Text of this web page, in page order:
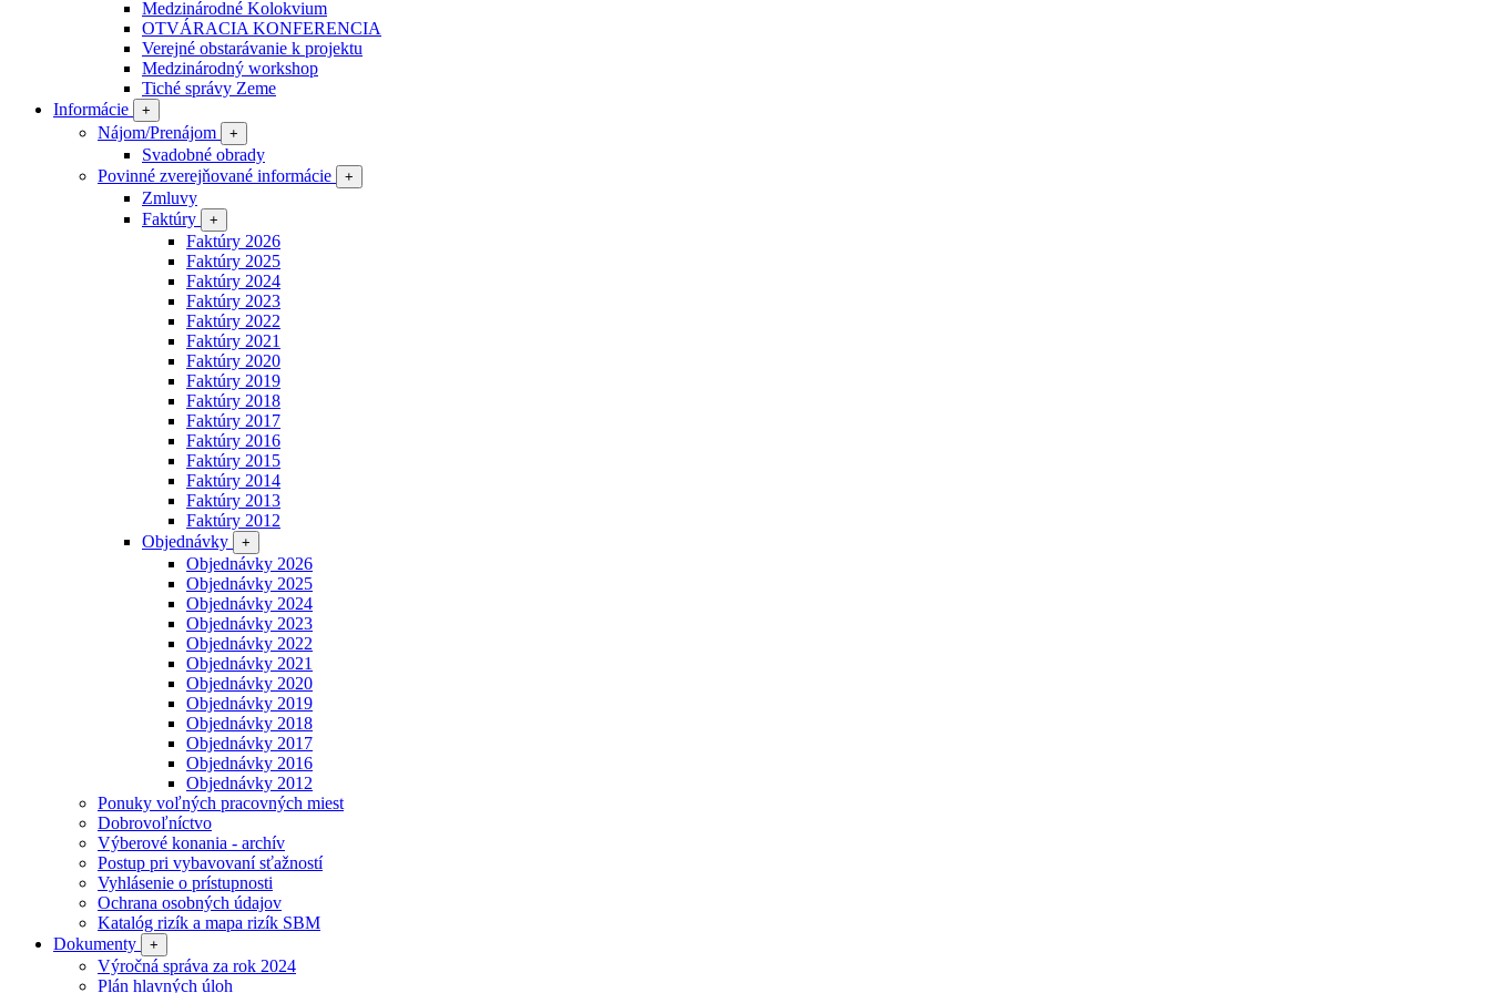
Medzinárodné Kolokvium
OTVÁRACIA KONFERENCIA
Verejné obstarávanie k projektu
Medzinárodný workshop
Tiché správy Zeme
Informácie
+
Nájom/Prenájom +
Svadobné obrady
Povinné zverejňované informácie
+
Zmluvy
Faktúry
+
Faktúry 2026
Faktúry 2025
Faktúry 2024
Faktúry 2023
Faktúry 2022
Faktúry 2021
Faktúry 2020
Faktúry 2019
Faktúry 2018
Faktúry 2017
Faktúry 2016
Faktúry 2015
Faktúry 2014
Faktúry 2013
Faktúry 2012
Objednávky
+
Objednávky 2026
Objednávky 2025
Objednávky 2024
Objednávky 2023
Objednávky 2022
Objednávky 2021
Objednávky 2020
Objednávky 2019
Objednávky 2018
Objednávky 2017
Objednávky 2016
Objednávky 2012
Ponuky voľných pracovných miest
Dobrovoľníctvo
Výberové konania - archív
Postup pri vybavovaní sťažností
Vyhlásenie o prístupnosti
Ochrana osobných údajov
Katalóg rizík a mapa rizík SBM
Dokumenty
+
Výročná správa za rok 2024
Plán hlavných úloh